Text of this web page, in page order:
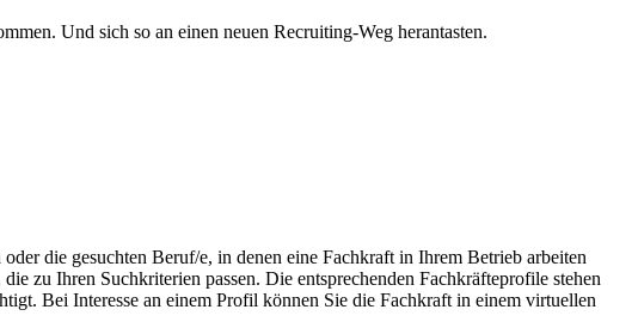
Und sich so an einen neuen Recruiting-Weg herantasten.
die gesuchten Beruf/e, in denen eine Fachkraft in Ihrem Betrieb arbeiten
zu Ihren Suchkriterien passen. Die entsprechenden Fachkräfteprofile stehen
Bei Interesse an einem Profil können Sie die Fachkraft in einem virtuellen